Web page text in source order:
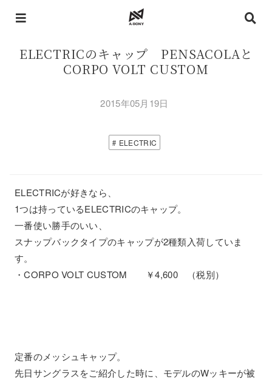
ELECTRICのキャップ PENSACOLAと
CORPO VOLT CUSTOM
2015年05月19日
ELECTRIC
ELECTRICが好きなら、
1つは持っているELECTRICのキャップ。
一番使い勝手のいい、
スナップバックタイプのキャップが2種類入荷していま
す。
・CORPO VOLT CUSTOM ￥4,600 （税別）
定番のメッシュキャップ。
先日サングラスをご紹介した時に、モデルのWッキーが被